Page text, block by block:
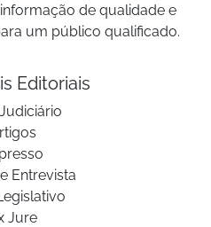
de qualidade e
um público qualificado.
Editoriais
Entrevista
Jure